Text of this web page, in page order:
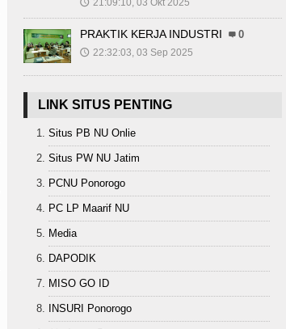
🕔
PRAKTIK KERJA INDUSTRI 0
🕔 22:32:03, 03 Sep 2025
LINK SITUS PENTING
Situs PB NU Onlie
Situs PW NU Jatim
PCNU Ponorogo
PC LP Maarif NU
Media
DAPODIK
MISO GO ID
INSURI Ponorogo